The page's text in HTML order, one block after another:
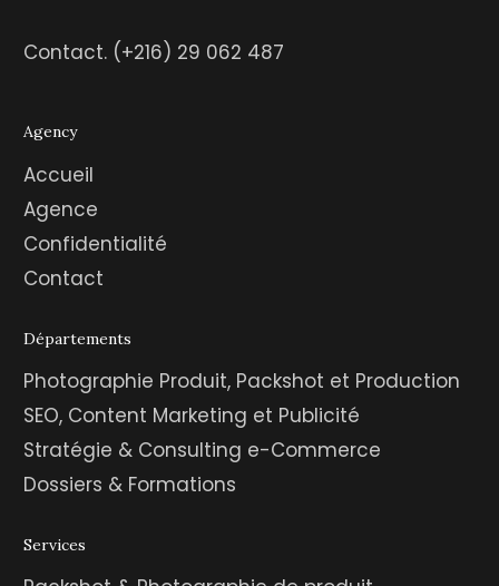
Contact. (+216) 29 062 487
Agency
Accueil
Agence
Confidentialité
Contact
Départements
Photographie Produit, Packshot et Production
SEO, Content Marketing et Publicité
Stratégie & Consulting e-Commerce
Dossiers & Formations
Services